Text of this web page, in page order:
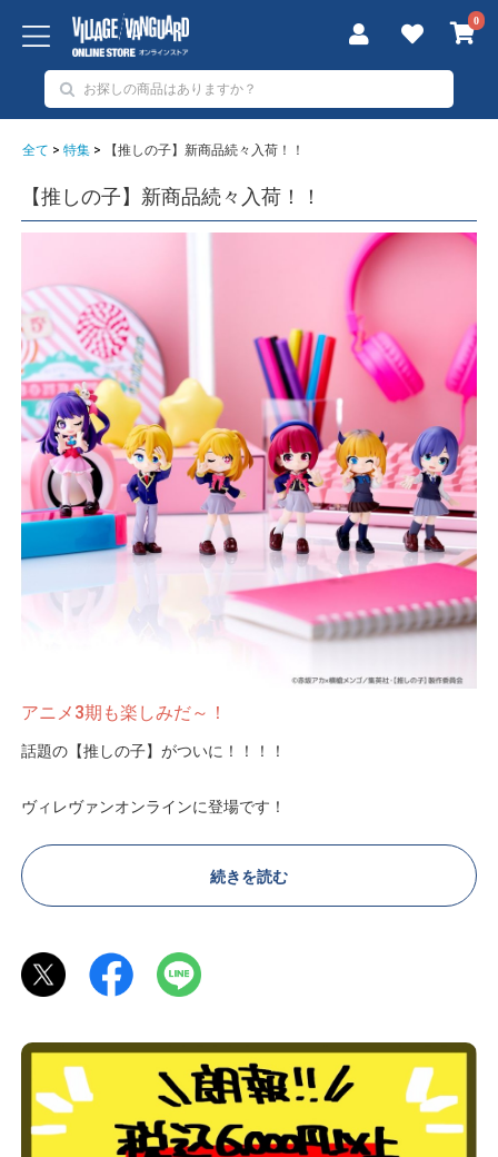
0
全て > 特集 > 【推しの子】新商品続々入荷！！
【推しの子】新商品続々入荷！！
アニメ3期も楽しみだ～！
話題の【推しの子】がついに！！！！
ヴィレヴァンオンラインに登場です！
原作も最高。アニメも最高。主題歌も最高。
続きを読む